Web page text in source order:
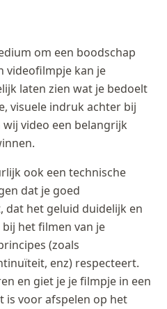
om een boodschap
videofilmpje kan je
laten zien wat je bedoelt
visuele indruk achter bij
video een belangrijk
ook een technische
dat je goed
dat het geluid duidelijk en
het filmen van je
(zoals
enz) respecteert.
en giet je je filmpje in een
is voor afspelen op het